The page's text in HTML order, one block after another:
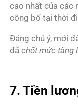
cao nhất của các
công bố tại thời
Đáng chú ý, mới
đã chốt mức tăng
7. Tiền